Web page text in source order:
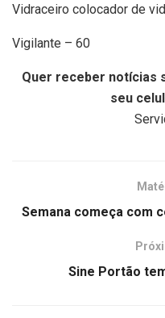
Vidraceiro colocador de
Vigilante – 60
Quer receber notícias
seu
Semana começa com
Sine Portão